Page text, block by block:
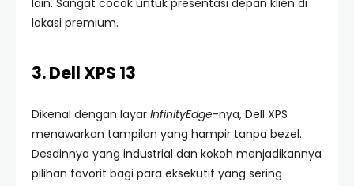
lain. Sangat cocok untuk presentasi depan klien di
lokasi premium.
3. Dell XPS 13
Dikenal dengan layar InfinityEdge-nya, Dell XPS
menawarkan tampilan yang hampir tanpa bezel.
Desainnya yang industrial dan kokoh menjadikannya
pilihan favorit bagi para eksekutif yang sering